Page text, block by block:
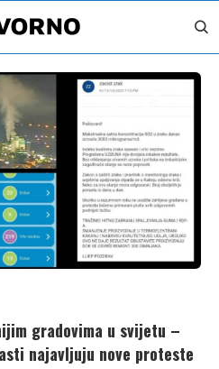
gradovima u svijetu –
najavljuju nove proteste